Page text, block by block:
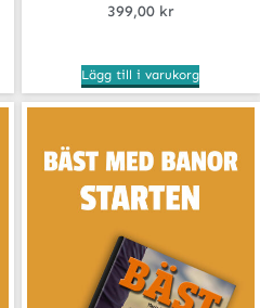
399,00 kr
Lägg till i varukorg